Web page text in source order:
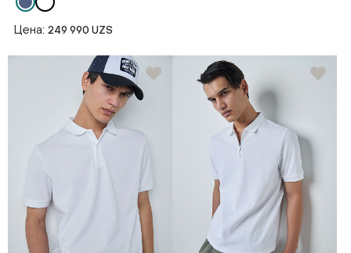
Цена: 249 990 UZS